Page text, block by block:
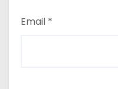
Email *